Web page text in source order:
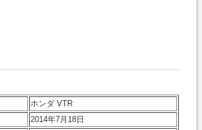
ホンダ VTR
2014年7月18日